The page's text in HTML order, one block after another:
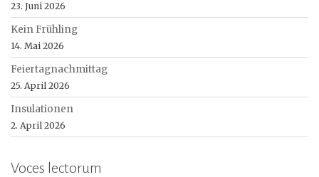
23. Juni 2026
Kein Frühling
14. Mai 2026
Feiertagnachmittag
25. April 2026
Insulationen
2. April 2026
Voces lectorum